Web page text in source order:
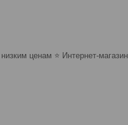
ценам ⭐️ Интернет-